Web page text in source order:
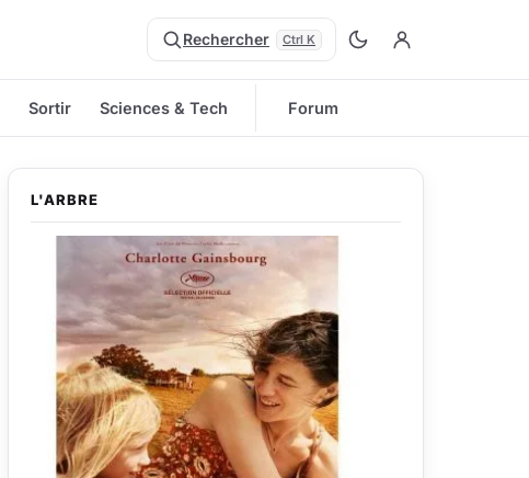
Rechercher Ctrl K
Sortir Sciences & Tech Forum
L'ARBRE